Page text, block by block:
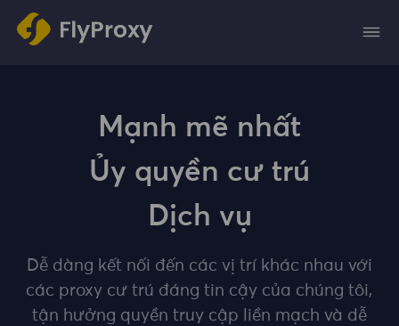
Mạnh mẽ nhất
Ủy quyền cư trú
Dịch vụ
Dễ dàng kết nối đến các vị trí khác nhau với
các proxy cư trú đáng tin cậy của chúng tôi,
tận hưởng quyền truy cập liền mạch và dễ